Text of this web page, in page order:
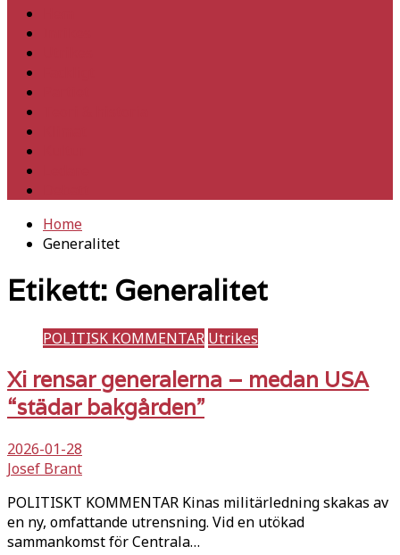
Home
Generalitet
Etikett: Generalitet
POLITISK KOMMENTAR Utrikes
Xi rensar generalerna – medan USA
“städar bakgården”
2026-01-28
Josef Brant
POLITISKT KOMMENTAR Kinas militärledning skakas av
en ny, omfattande utrensning. Vid en utökad
sammankomst för Centrala…